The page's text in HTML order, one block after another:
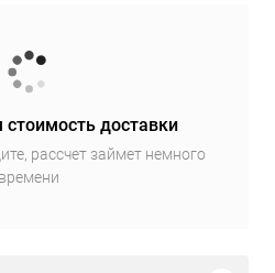
доставки
рассчет займет немного
времени